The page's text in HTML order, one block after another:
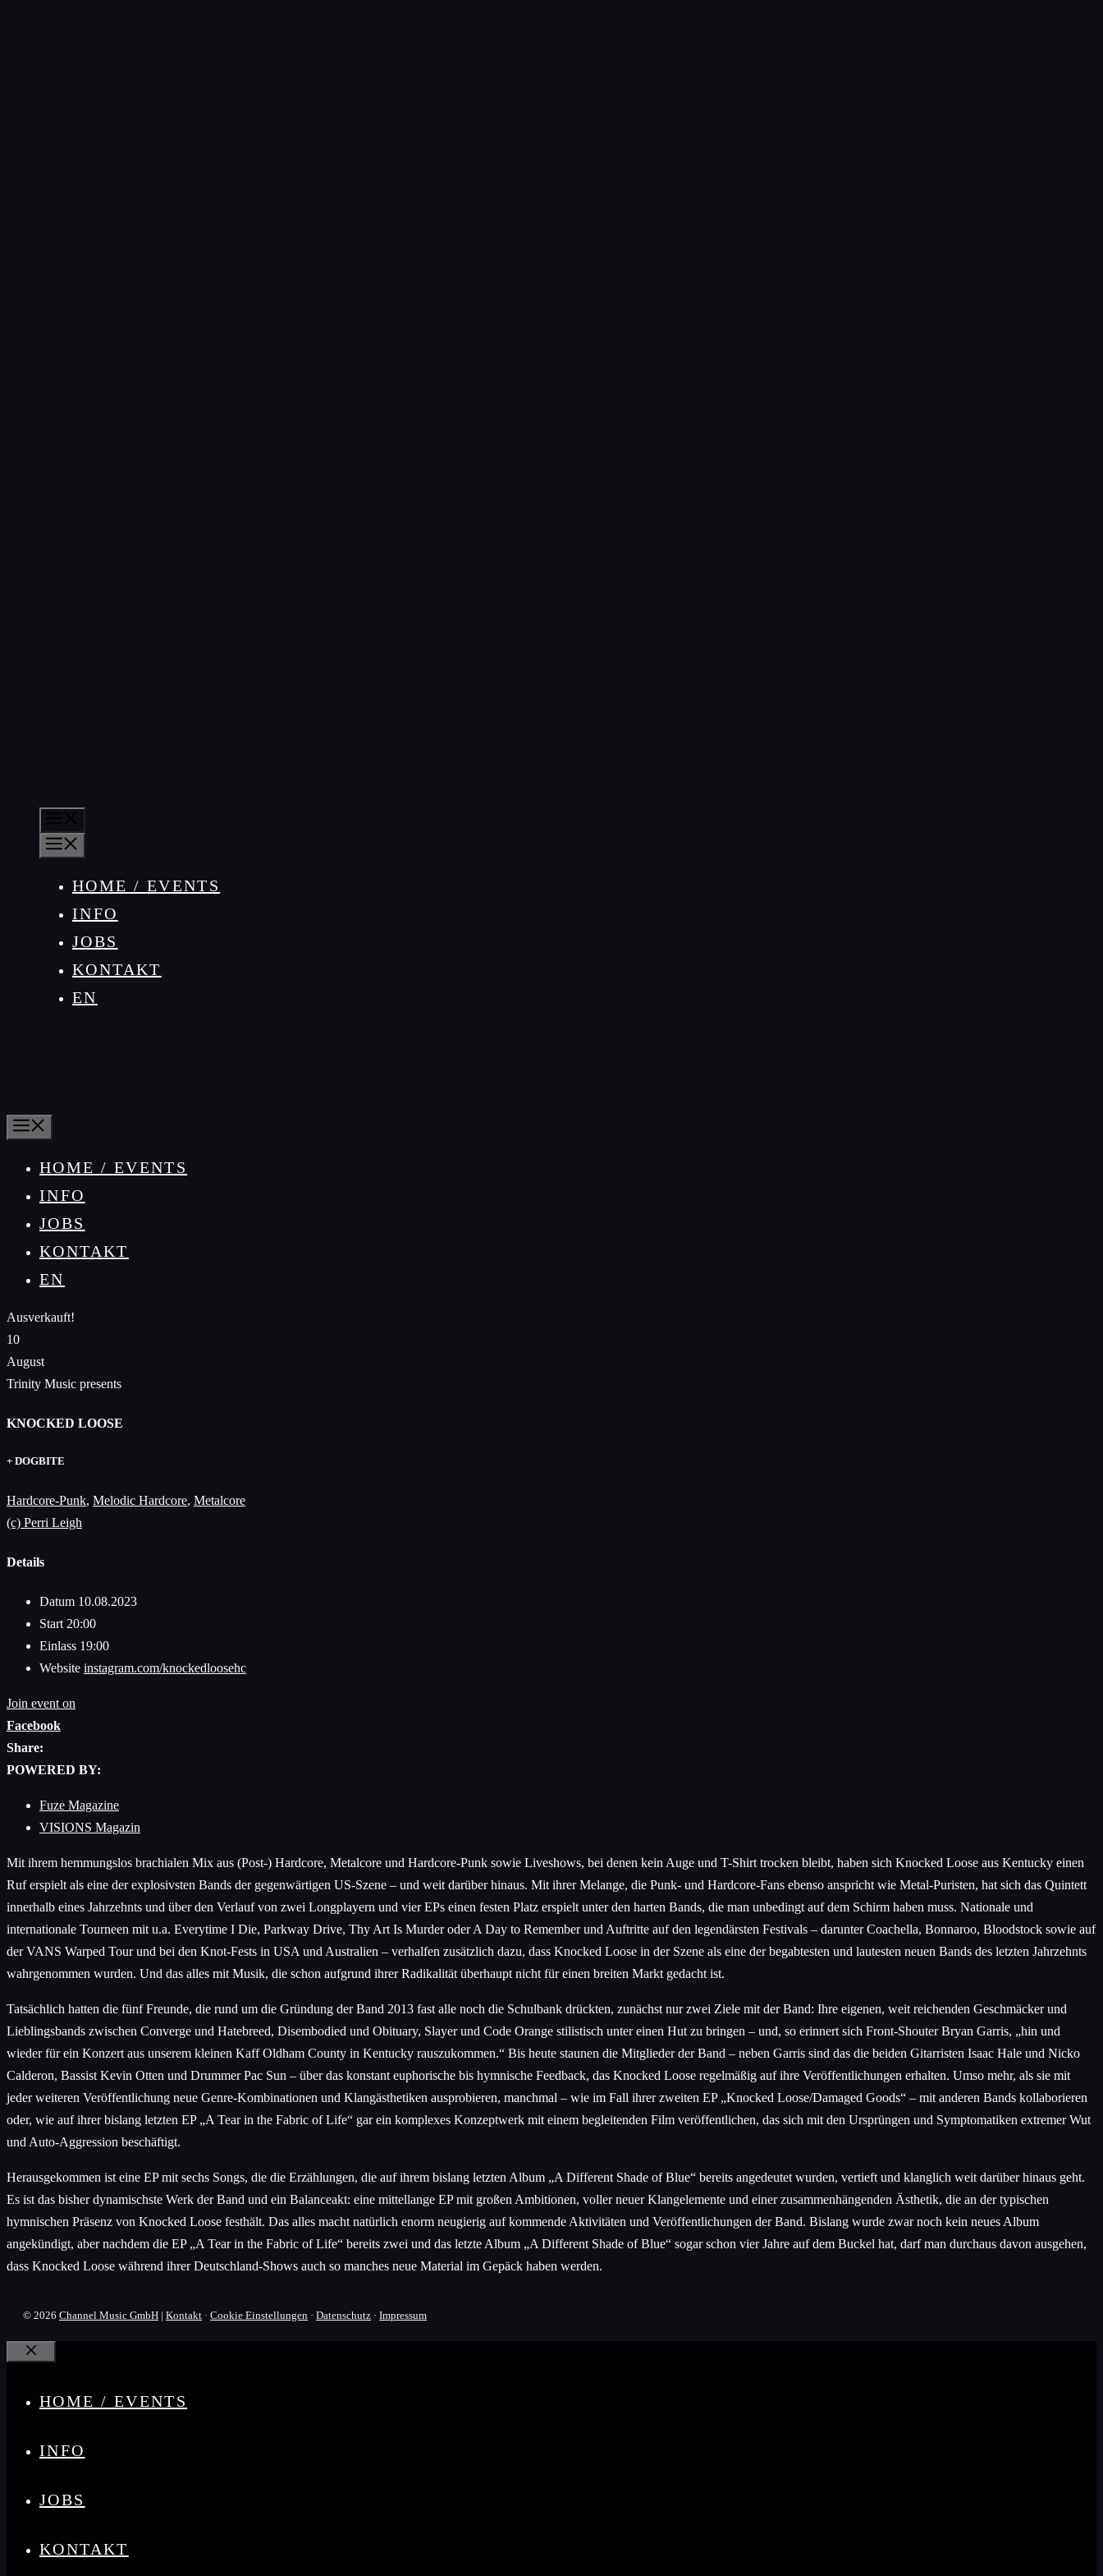
HOME / EVENTS
INFO
JOBS
KONTAKT
EN
HOME / EVENTS
INFO
JOBS
KONTAKT
EN
Ausverkauft!
10
August
Trinity Music presents
KNOCKED LOOSE
+ DOGBITE
Hardcore-Punk, Melodic Hardcore, Metalcore
(c) Perri Leigh
Details
Datum 10.08.2023
Start 20:00
Einlass 19:00
Website instagram.com/knockedloosehc
Join event on
Facebook
Share:
POWERED BY:
Fuze Magazine
VISIONS Magazin
Mit ihrem hemmungslos brachialen Mix aus (Post-) Hardcore, Metalcore und Hardcore-Punk sowie Liveshows, bei denen kein Auge und T-Shirt trocken bleibt, haben sich Knocked Loose aus Kentucky einen
Ruf erspielt als eine der explosivsten Bands der gegenwärtigen US-Szene – und weit darüber hinaus. Mit ihrer Melange, die Punk- und Hardcore-Fans ebenso anspricht wie Metal-Puristen, hat sich das Quintett
innerhalb eines Jahrzehnts und über den Verlauf von zwei Longplayern und vier EPs einen festen Platz erspielt unter den harten Bands, die man unbedingt auf dem Schirm haben muss. Nationale und
internationale Tourneen mit u.a. Everytime I Die, Parkway Drive, Thy Art Is Murder oder A Day to Remember und Auftritte auf den legendärsten Festivals – darunter Coachella, Bonnaroo, Bloodstock sowie auf
der VANS Warped Tour und bei den Knot-Fests in USA und Australien – verhalfen zusätzlich dazu, dass Knocked Loose in der Szene als eine der begabtesten und lautesten neuen Bands des letzten Jahrzehnts
wahrgenommen wurden. Und das alles mit Musik, die schon aufgrund ihrer Radikalität überhaupt nicht für einen breiten Markt gedacht ist.
Tatsächlich hatten die fünf Freunde, die rund um die Gründung der Band 2013 fast alle noch die Schulbank drückten, zunächst nur zwei Ziele mit der Band: Ihre eigenen, weit reichenden Geschmäcker und
Lieblingsbands zwischen Converge und Hatebreed, Disembodied und Obituary, Slayer und Code Orange stilistisch unter einen Hut zu bringen – und, so erinnert sich Front-Shouter Bryan Garris, „hin und
wieder für ein Konzert aus unserem kleinen Kaff Oldham County in Kentucky rauszukommen.“ Bis heute staunen die Mitglieder der Band – neben Garris sind das die beiden Gitarristen Isaac Hale und Nicko
Calderon, Bassist Kevin Otten und Drummer Pac Sun – über das konstant euphorische bis hymnische Feedback, das Knocked Loose regelmäßig auf ihre Veröffentlichungen erhalten. Umso mehr, als sie mit
jeder weiteren Veröffentlichung neue Genre-Kombinationen und Klangästhetiken ausprobieren, manchmal – wie im Fall ihrer zweiten EP „Knocked Loose/Damaged Goods“ – mit anderen Bands kollaborieren
oder, wie auf ihrer bislang letzten EP „A Tear in the Fabric of Life“ gar ein komplexes Konzeptwerk mit einem begleitenden Film veröffentlichen, das sich mit den Ursprüngen und Symptomatiken extremer Wut
und Auto-Aggression beschäftigt.
Herausgekommen ist eine EP mit sechs Songs, die die Erzählungen, die auf ihrem bislang letzten Album „A Different Shade of Blue“ bereits angedeutet wurden, vertieft und klanglich weit darüber hinaus geht.
Es ist das bisher dynamischste Werk der Band und ein Balanceakt: eine mittellange EP mit großen Ambitionen, voller neuer Klangelemente und einer zusammenhängenden Ästhetik, die an der typischen
hymnischen Präsenz von Knocked Loose festhält. Das alles macht natürlich enorm neugierig auf kommende Aktivitäten und Veröffentlichungen der Band. Bislang wurde zwar noch kein neues Album
angekündigt, aber nachdem die EP „A Tear in the Fabric of Life“ bereits zwei und das letzte Album „A Different Shade of Blue“ sogar schon vier Jahre auf dem Buckel hat, darf man durchaus davon ausgehen,
dass Knocked Loose während ihrer Deutschland-Shows auch so manches neue Material im Gepäck haben werden.
© 2026 Channel Music GmbH | Kontakt · Cookie Einstellungen · Datenschutz · Impressum
Schließen
HOME / EVENTS
INFO
JOBS
KONTAKT